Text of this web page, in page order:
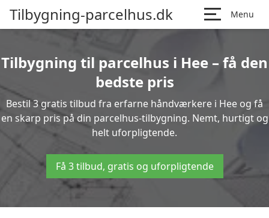
Tilbygning-parcelhus.dk Menu
Tilbygning til parcelhus i Hee – få den
bedste pris
Bestil 3 gratis tilbud fra erfarne håndværkere i Hee og få
en skarp pris på din parcelhus-tilbygning. Nemt, hurtigt og
helt uforpligtende.
Få 3 tilbud, gratis og uforpligtende